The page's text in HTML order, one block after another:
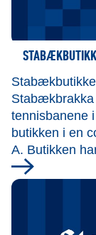
Stabækbrakka
tennisbanene
butikken i en
A. Butikken